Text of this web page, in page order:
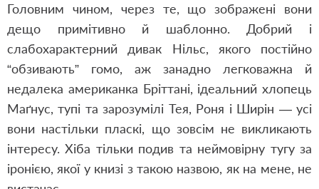
Головним чином, через те, що зображені вони
дещо примітивно й шаблонно. Добрий і
слабохарактерний дивак Нільс, якого постійно
“обзивають” гомо, аж занадно легковажна й
недалека американка Бріттані, ідеальний хлопець
Маґнус, тупі та зарозумілі Тея, Роня і Ширін — усі
вони настільки пласкі, що зовсім не викликають
інтересу. Хіба тільки подив та неймовірну тугу за
іронією, якої у книзі з такою назвою, як на мене, не